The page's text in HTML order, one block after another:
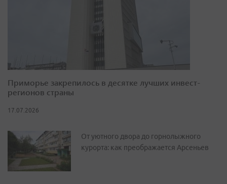
Приморье закрепилось в десятке лучших инвест-
регионов страны
17.07.2026
От уютного двора до горнолыжного
курорта: как преображается Арсеньев